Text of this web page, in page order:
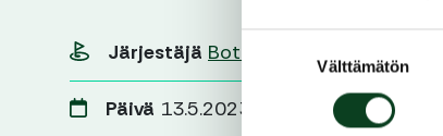
valinta
Välttämätön
Järjestäjä Botnia Golf
Päivä 13.5.2023